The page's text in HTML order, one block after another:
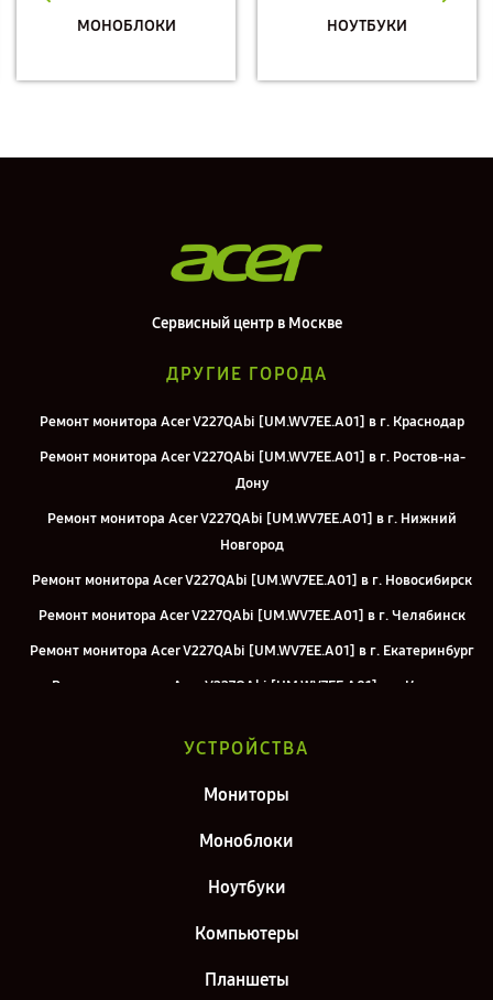
МОНОБЛОКИ НОУТБУКИ
Сервисный центр в Москве
ДРУГИЕ ГОРОДА
Ремонт монитора Acer V227QAbi [UM.WV7EE.A01] в г. Краснодар
Ремонт монитора Acer V227QAbi [UM.WV7EE.A01] в г. Ростов-на-
Дону
Ремонт монитора Acer V227QAbi [UM.WV7EE.A01] в г. Нижний
Новгород
Ремонт монитора Acer V227QAbi [UM.WV7EE.A01] в г. Новосибирск
Ремонт монитора Acer V227QAbi [UM.WV7EE.A01] в г. Челябинск
Ремонт монитора Acer V227QAbi [UM.WV7EE.A01] в г. Екатеринбург
Ремонт монитора Acer V227QAbi [UM.WV7EE.A01] в г. Казань
Петербург
УСТРОЙСТВА
Мониторы
Моноблоки
Ноутбуки
Компьютеры
Планшеты